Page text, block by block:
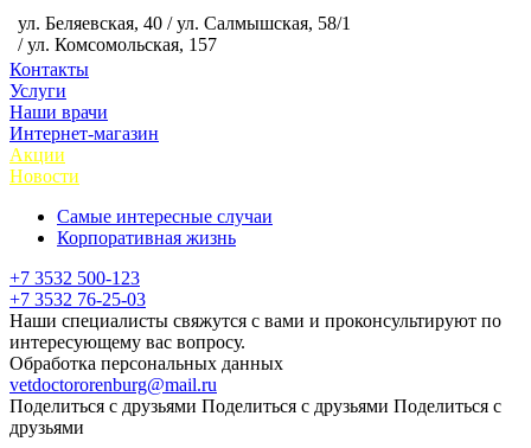
ул. Беляевская, 40 / ул. Салмышская, 58/1
/ ул. Комсомольская, 157
Контакты
Услуги
Наши врачи
Интернет-магазин
Акции
Новости
Самые интересные случаи
Корпоративная жизнь
+7 3532 500-123
+7 3532 76-25-03
Наши специалисты свяжутся с вами и проконсультируют по
интересующему вас вопросу.
Обработка персональных данных
vetdoctororenburg@mail.ru
Поделиться с друзьями Поделиться с друзьями Поделиться с
друзьями